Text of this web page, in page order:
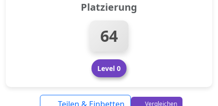
Platzierung
64
Level 0
Vergleichen